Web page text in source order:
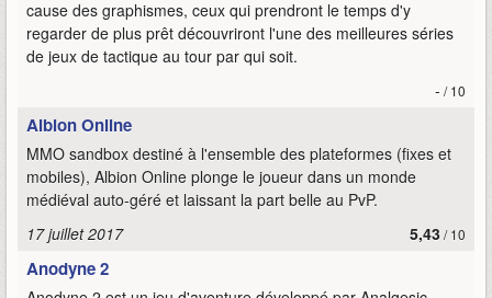
cause des graphismes, ceux qui prendront le temps d'y
regarder de plus prêt découvriront l'une des meilleures séries
de jeux de tactique au tour par qui soit.
- / 10
Albion Online
MMO sandbox destiné à l'ensemble des plateformes (fixes et
mobiles), Albion Online plonge le joueur dans un monde
médiéval auto-géré et laissant la part belle au PvP.
17 juillet 2017
5,43/ 10
Anodyne 2